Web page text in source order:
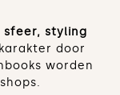
sfeer, styling
door
worden